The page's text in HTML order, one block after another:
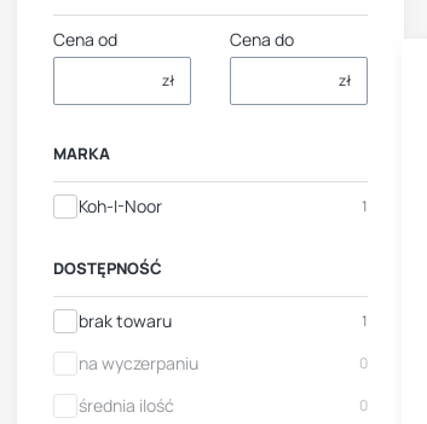
Cena od
zł
Cena do
zł
MARKA
MarkaKoh-I-Noor 1
DOSTĘPNOŚĆ
Dostępność
brak towaru 1
na wyczerpaniu 0
średnia ilość 0